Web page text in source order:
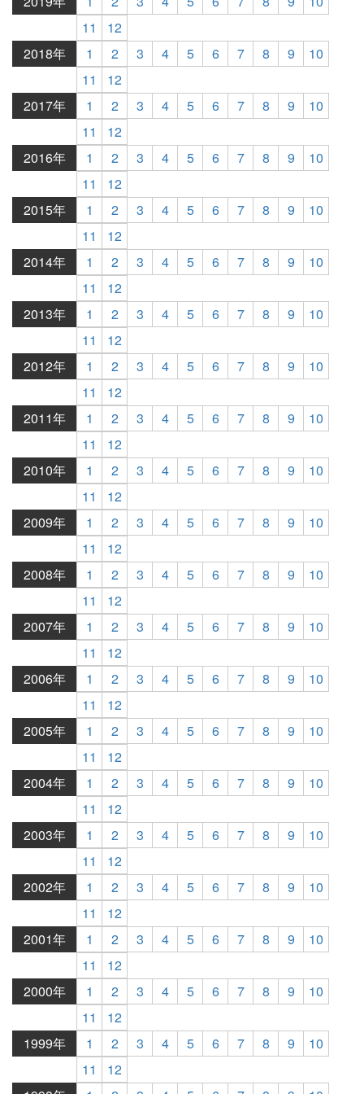
11
12
2018年
1 2 3 4 5 6 7 8 9
10
11
12
2017年
1 2 3 4 5 6 7 8 9
10
11
12
2016年
1 2 3 4 5 6 7 8 9
10
11
12
2015年
1 2 3 4 5 6 7 8 9
10
11
12
2014年
1 2 3 4 5 6 7 8 9
10
11
12
2013年
1 2 3 4 5 6 7 8 9
10
11
12
2012年
1 2 3 4 5 6 7 8 9
10
11
12
2011年
1 2 3 4 5 6 7 8 9
10
11
12
2010年
1 2 3 4 5 6 7 8 9
10
11
12
2009年
1 2 3 4 5 6 7 8 9
10
11
12
2008年
1 2 3 4 5 6 7 8 9
10
11
12
2007年
1 2 3 4 5 6 7 8 9
10
11
12
2006年
1 2 3 4 5 6 7 8 9
10
11
12
2005年
1 2 3 4 5 6 7 8 9
10
11
12
2004年
1 2 3 4 5 6 7 8 9
10
11
12
2003年
1 2 3 4 5 6 7 8 9
10
11
12
2002年
1 2 3 4 5 6 7 8 9
10
11
12
2001年
1 2 3 4 5 6 7 8 9
10
11
12
2000年
1 2 3 4 5 6 7 8 9
10
11
12
1999年
1 2 3 4 5 6 7 8 9
10
11
12